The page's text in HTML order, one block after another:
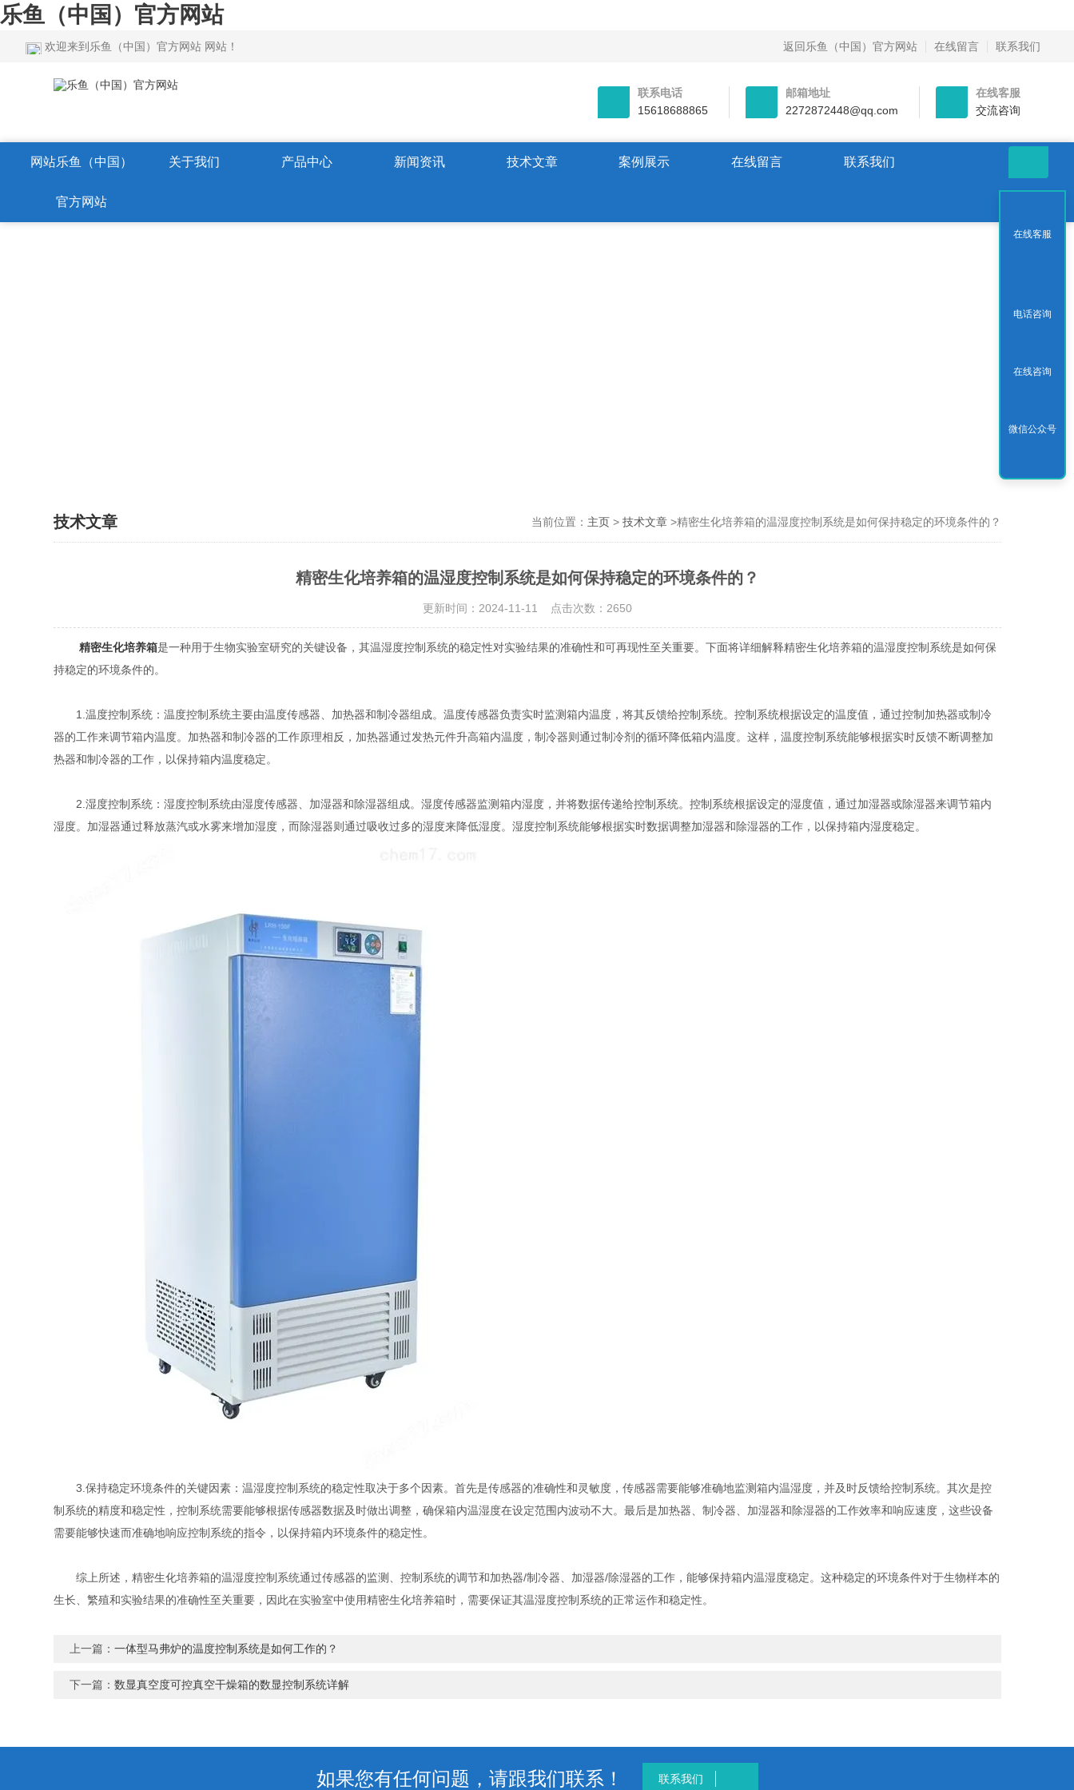
乐鱼（中国）官方网站
欢迎来到乐鱼（中国）官方网站 网站！ 返回乐鱼（中国）官方网站 在线留言 联系我们
联系电话
15618688865
邮箱地址
2272872448@qq.com
在线客服
交流咨询
网站乐鱼（中国）
官方网站
关于我们 产品中心 新闻资讯 技术文章 案例展示 在线留言 联系我们
技术文章 当前位置： 主页> 技术文章>精密生化培养箱的温湿度控制系统是如何保持稳定的环境条件的？
精密生化培养箱的温湿度控制系统是如何保持稳定的环境条件的？
更新时间：2024-11-11 点击次数：2650
精密生化培养箱是一种用于生物实验室研究的关键设备，其温湿度控制系统的稳定性对实验结果的准确性和可再现性至关重要。下面将详细解释精密生化培养箱的温湿度控制系统是如何保
持稳定的环境条件的。
1.温度控制系统：温度控制系统主要由温度传感器、加热器和制冷器组成。温度传感器负责实时监测箱内温度，将其反馈给控制系统。控制系统根据设定的温度值，通过控制加热器或制冷
器的工作来调节箱内温度。加热器和制冷器的工作原理相反，加热器通过发热元件升高箱内温度，制冷器则通过制冷剂的循环降低箱内温度。这样，温度控制系统能够根据实时反馈不断调整加
热器和制冷器的工作，以保持箱内温度稳定。
2.湿度控制系统：湿度控制系统由湿度传感器、加湿器和除湿器组成。湿度传感器监测箱内湿度，并将数据传递给控制系统。控制系统根据设定的湿度值，通过加湿器或除湿器来调节箱内
湿度。加湿器通过释放蒸汽或水雾来增加湿度，而除湿器则通过吸收过多的湿度来降低湿度。湿度控制系统能够根据实时数据调整加湿器和除湿器的工作，以保持箱内湿度稳定。
3.保持稳定环境条件的关键因素：温湿度控制系统的稳定性取决于多个因素。首先是传感器的准确性和灵敏度，传感器需要能够准确地监测箱内温湿度，并及时反馈给控制系统。其次是控
制系统的精度和稳定性，控制系统需要能够根据传感器数据及时做出调整，确保箱内温湿度在设定范围内波动不大。最后是加热器、制冷器、加湿器和除湿器的工作效率和响应速度，这些设备
需要能够快速而准确地响应控制系统的指令，以保持箱内环境条件的稳定性。
综上所述，精密生化培养箱的温湿度控制系统通过传感器的监测、控制系统的调节和加热器/制冷器、加湿器/除湿器的工作，能够保持箱内温湿度稳定。这种稳定的环境条件对于生物样本的
生长、繁殖和实验结果的准确性至关重要，因此在实验室中使用精密生化培养箱时，需要保证其温湿度控制系统的正常运作和稳定性。
上一篇：一体型马弗炉的温度控制系统是如何工作的？
下一篇：数显真空度可控真空干燥箱的数显控制系统详解
如果您有任何问题，请跟我们联系！ 联系我们
在线客服
电话咨询
在线咨询
微信公众号